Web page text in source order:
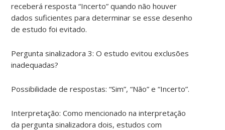
receberá resposta “Incerto” quando não houver
dados suficientes para determinar se esse desenho
de estudo foi evitado.
Pergunta sinalizadora 3: O estudo evitou exclusões
inadequadas?
Possibilidade de respostas: “Sim”, “Não” e “Incerto”.
Interpretação: Como mencionado na interpretação
da pergunta sinalizadora dois, estudos com